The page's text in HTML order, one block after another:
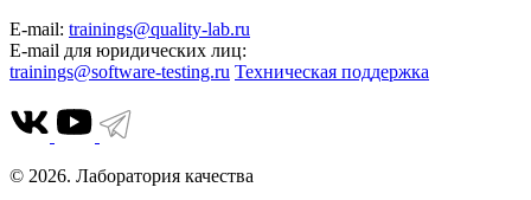
E-mail: trainings@quality-lab.ru
E-mail для юридических лиц:
trainings@software-testing.ru Техническая поддержка
© 2026. Лаборатория качества